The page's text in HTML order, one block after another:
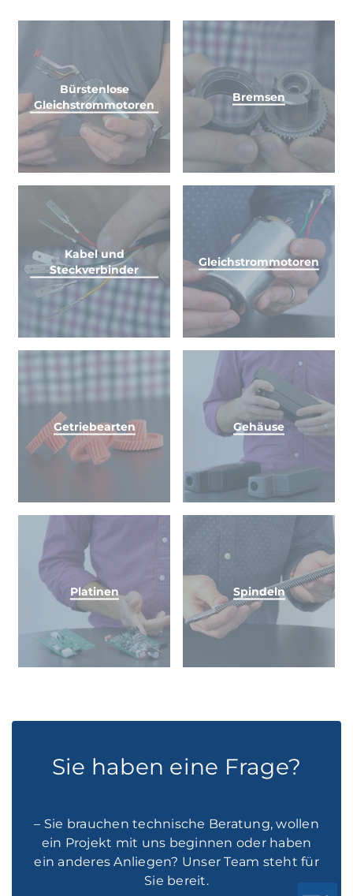
Bürstenlose
Gleichstrommotoren
Bremsen
Kabel und
Steckverbinder
Gleichstrommotoren
Getriebearten Gehäuse
Platinen Spindeln
Sie haben eine Frage?
– Sie brauchen technische Beratung, wollen
ein Projekt mit uns beginnen oder haben
ein anderes Anliegen? Unser Team steht für
Sie bereit.